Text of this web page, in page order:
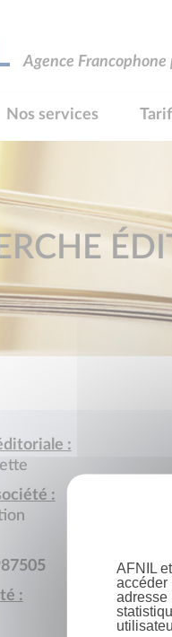
Agence
Nos services
:
:
:
AFNIL
accéder
adresse